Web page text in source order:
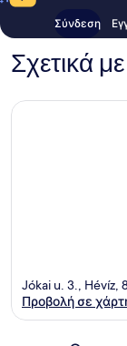
Σύνδεση
Σχετικά
Jókai u. 3., Hévíz,
Προβολή σε